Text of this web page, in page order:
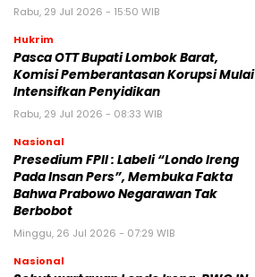
Rabu, 29 Jul 2026 - 15:50 WIB
Hukrim
Pasca OTT Bupati Lombok Barat,
Komisi Pemberantasan Korupsi Mulai
Intensifkan Penyidikan
Rabu, 29 Jul 2026 - 08:33 WIB
Nasional
Presedium FPII : Labeli “Londo Ireng
Pada Insan Pers”, Membuka Fakta
Bahwa Prabowo Negarawan Tak
Berbobot
Minggu, 26 Jul 2026 - 07:29 WIB
Nasional